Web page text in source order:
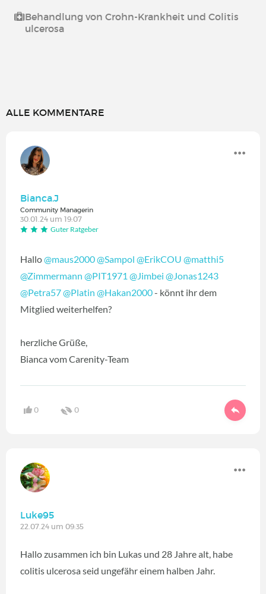
Behandlung von Crohn-Krankheit und Colitis
ulcerosa
ALLE KOMMENTARE
Bianca.J
Community Managerin
30.01.24 um 19:07
Guter Ratgeber
Hallo@maus2000@Sampol @ErikCOU @matthi5
@Zimmermann @PIT1971 @Jimbei @Jonas1243
@Petra57@Platin @Hakan2000- könnt ihr dem
Mitglied weiterhelfen?
herzliche Grüße,
Bianca vom Carenity-Team
0 0
Luke95
22.07.24 um 09:35
Hallo zusammen ich bin Lukas und 28 Jahre alt, habe
colitis ulcerosa seid ungefähr einem halben Jahr.